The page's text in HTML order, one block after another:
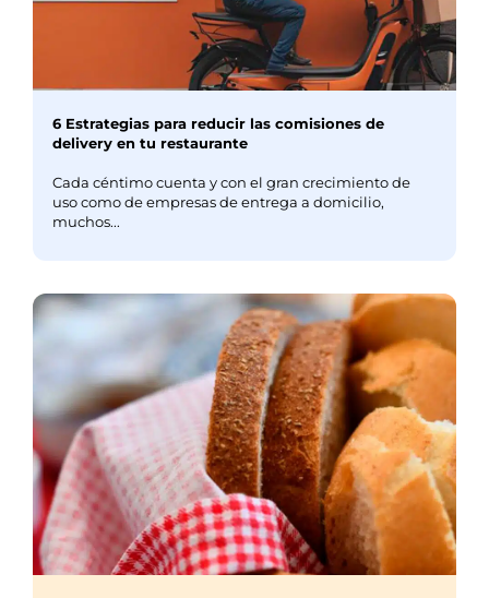
6 Estrategias para reducir las comisiones de
delivery en tu restaurante
Cada céntimo cuenta y con el gran crecimiento de
uso como de empresas de entrega a domicilio,
muchos...